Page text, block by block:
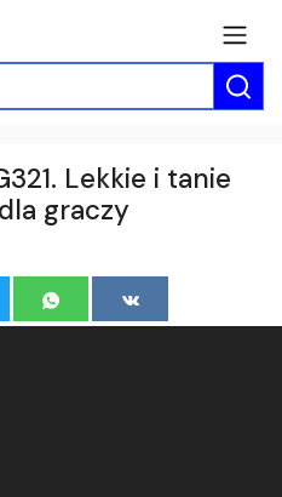
Lekkie i tanie
graczy